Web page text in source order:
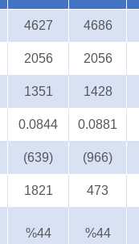
4686
4627
2056
2056
1428
1351
0.0881
0.0844
(966)
(639)
473
1821
%44
%44